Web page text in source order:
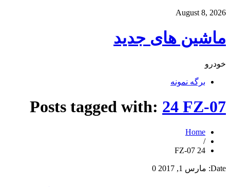
August 8, 2026
ماشین های جدید
خودرو
برگه نمونه
Posts tagged with: 24 FZ-07
Home
/
24 FZ-07
Date: مارس 1, 2017 0